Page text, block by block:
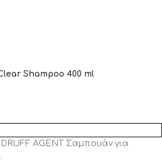
Shampoo 400 ml
AGENT Σαμπουάν για